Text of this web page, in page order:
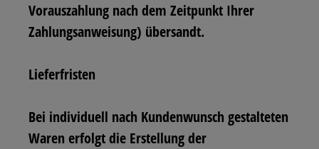
Vorauszahlung nach dem Zeitpunkt Ihrer
Zahlungsanweisung) übersandt.
Lieferfristen
Bei individuell nach Kundenwunsch gestalteten
Waren erfolgt die Erstellung der